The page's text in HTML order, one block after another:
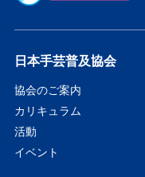
日本手芸普及協会
協会のご案内
カリキュラム
活動
イベント